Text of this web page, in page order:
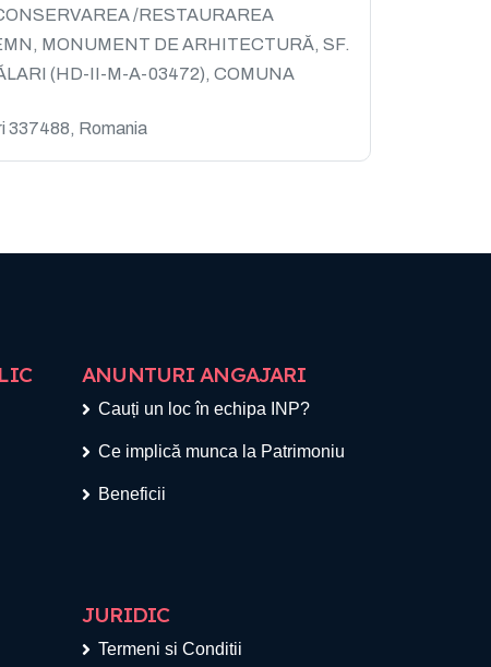
/RESTAURAREA
MONUMENT DE ARHITECTURĂ, SF.
(HD-II-M-A-03472), COMUNA
337488, Romania
ANUNTURI ANGAJARI
Cauți un loc în echipa INP?
Ce implică munca la Patrimoniu
Beneficii
JURIDIC
Termeni si Conditii